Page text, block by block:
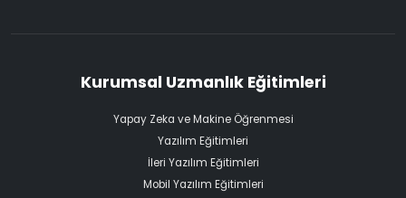
Kurumsal Uzmanlık Eğitimleri
Yapay Zeka ve Makine Öğrenmesi
Yazılım Eğitimleri
İleri Yazılım Eğitimleri
Mobil Yazılım Eğitimleri